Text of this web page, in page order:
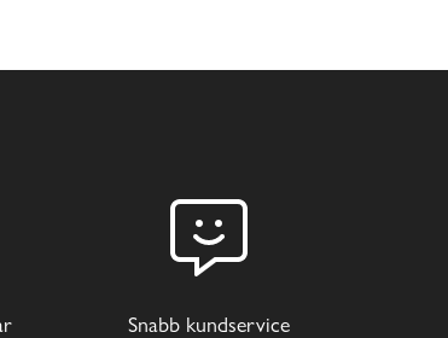
Snabb kundservice